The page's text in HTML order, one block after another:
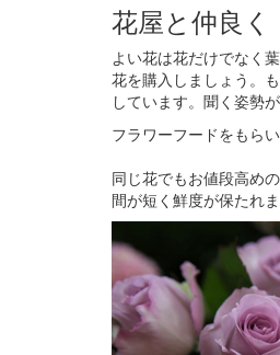
花屋と仲良く
よい花は花だけでなく
花を購入しましょう。
しています。聞く姿勢
フラワーフードをもらい
同じ花でもお値段高め
間が短く鮮度が保たれ